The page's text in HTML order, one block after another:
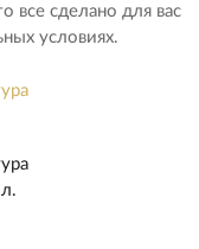
все сделано для вас
условиях.